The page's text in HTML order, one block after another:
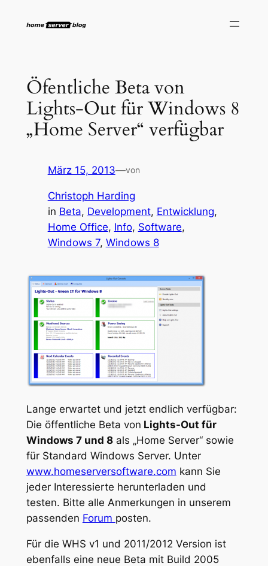
Inhalt
Öfentliche Beta von
Lights-Out für Windows 8
„Home Server“ verfügbar
März 15, 2013—von
Christoph Harding
in Beta, Development, Entwicklung
Home Office, Info, Software
Windows 7, Windows 8
Lange erwartet und jetzt endlich verfügbar:
Die öffentliche Beta von Lights-Out für
Windows 7 und 8als „Home Server“ sowie
für Standard Windows Server. Unter
www.homeserversoftware.com kann Sie
jeder Interessierte herunterladen und
testen. Bitte alle Anmerkungen in unserem
passenden Forum posten.
Für die WHS v1 und 2011/2012 Version ist
ebenfalls eine neue Beta mit Build 2005